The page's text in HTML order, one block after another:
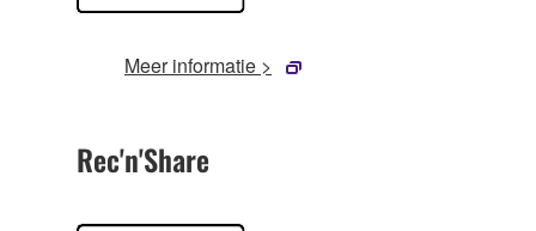
Meer informatie >
Rec'n'Share